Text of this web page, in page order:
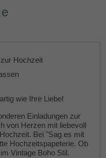
Hochzeit
wie Ihre Liebe!
Einladungen zur
von Herzen mit liebevoll
. Bei "Sag es mit
Hochzeitspapeterie. Ob
Vintage Boho Stil.